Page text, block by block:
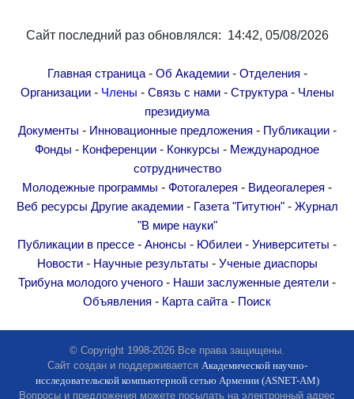
Веб ресурсы
Газета "Гитутюн"
Журнал "В мире науки"
Публикации в прессе
Анонсы
Университеты
Научные результаты
Ученые диаспоры
Трибуна молодого ученого
Карта сайта
Поиск
Сайт последний раз обновлялся: 14:42, 05/08/2026
Главная страница- Об Академии- Отделения -
Организации- Члены - Связь с нами- Структура- Члены
президиума
Документы - Инновационные предложения - Публикации-
Фонды - Конференции - Конкурсы - Международное
сотрудничество
Молодежные программы - Фотогалерея - Видеогалерея -
Веб ресурсы Другие академии- Газета "Гитутюн"- Журнал
"В мире науки"
Публикации в прессе - Анонсы - Юбилеи - Университеты -
Новости- Научные результаты - Ученые диаспоры
Трибуна молодого ученого - Наши заслуженные деятели -
Объявления - Карта сайта - Поиск
© Copyright 1998-2026 Все права защищены.
Сайт создан и поддерживается Академической научно-
исследовательской компьютерной сетью Армении (ASNET-AM)
Вопросы и предложения можете посылать на электронный адрес